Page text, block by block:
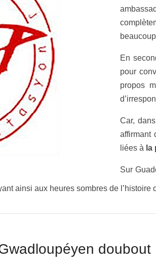
En
pour
propos
Car,
affirmant
liées à la
Sur
ainsi aux heures sombres de
doubout